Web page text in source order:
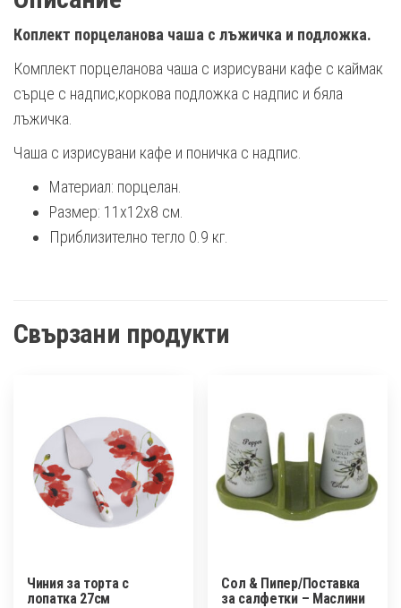
Коплект порцеланова чаша с лъжичка и подложка.
Комплект порцеланова чаша с изрисувани кафе с каймак
сърце с надпис,коркова подложка с надпис и бяла
лъжичка.
Чаша с изрисувани кафе и поничка с надпис.
Материал: порцелан.
Размер: 11х12х8 см.
Приблизително тегло 0.9 кг.
Свързани продукти
Чиния за торта с
лопатка 27см
Сол & Пипер/Поставка
за салфетки – Маслини